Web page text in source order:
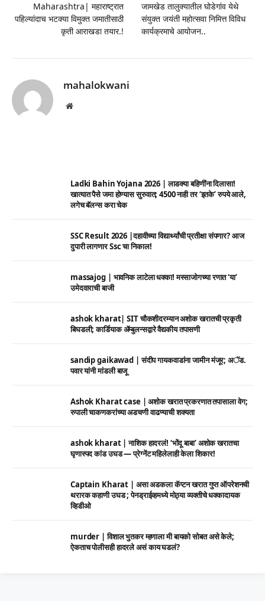
Maharashtra| महाराष्ट्रात
पहिल्यांदाच भटक्या विमुक्त जमातीसाठी
कृती आराखडा तयार.!
जामखेड तालुक्यातील घोडेगांव येथे
संयुक्त जयंती महोत्सवा निमित्त विविध
कार्यक्रमाचे आयोजन..
mahalokwani
Website
Ladki Bahin Yojana 2026 | लाडक्या बहिणींना दिलासा!
खात्यात पैसे जमा होण्यास सुरुवात; 4500 नाही तर ‘इतके’ रुपये आले,
लगेच बॅलन्स करा चेक
SSC Result 2026 |दहावीच्या विद्यार्थ्यांची प्रतीक्षा संपणार? आज
दुपारी लागणार Ssc चा निकाल!
massajog | भावनिक लाटेला धक्का! मस्साजोगच्या रणात ‘या’
उमेदवाराची बाजी
ashok kharat| SIT चौकशीदरम्यान अशोक खरातची प्रकृती
बिघडली; कार्डियाक ॲम्बुलन्सद्वारे वैद्यकीय तपासणी
sandip gaikawad | संदीप गायकवाडांना जामीन मंजूर; अॅड.
पवार यांनी मांडली बाजू
Ashok Kharat case | अशोक खरात प्रकरणात तपासाला वेग;
रुपाली चाकणकरांच्या अडचणी वाढण्याची शक्यता
ashok kharat | नाशिक हादरलं! ‘भोंदू बाबा’ अशोक खरातचा
घृणास्पद कांड उघड — प्रेग्नेंट महिलेलाही केला शिकार!
Captain Kharat | असा अडकला कॅप्टन खरात गुप्त ऑपरेशनची
थरारक कहाणी उघड ; पेनड्राईव्हमध्ये मोठ्या व्यक्तीचे धक्कादायक
व्हिडीओ
murder | विशाल भुतकर म्हणाला मी बायको सोबत असे केले;
ऐकताच पोलीसही हादरले असं काय घडलं?